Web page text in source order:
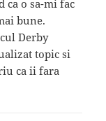
ca o sa-mi fac
bune.
Derby
topic si
ca ii fara